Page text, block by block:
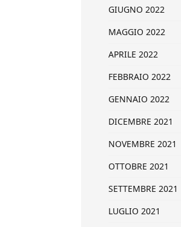
GIUGNO 2022
MAGGIO 2022
APRILE 2022
FEBBRAIO 2022
GENNAIO 2022
DICEMBRE 2021
NOVEMBRE 2021
OTTOBRE 2021
SETTEMBRE 2021
LUGLIO 2021